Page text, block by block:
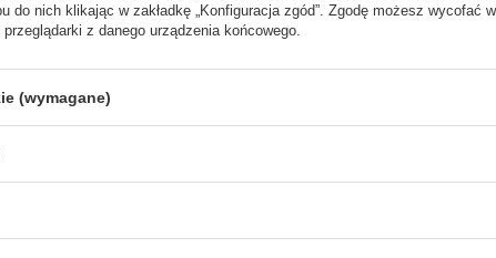
pomocy? Masz pytania?
Napisz swoją opinię
do nich klikając w zakładkę „Konfiguracja zgód”. Zgodę możesz wycofać
z danego urządzenia końcowego.
(wymagane)